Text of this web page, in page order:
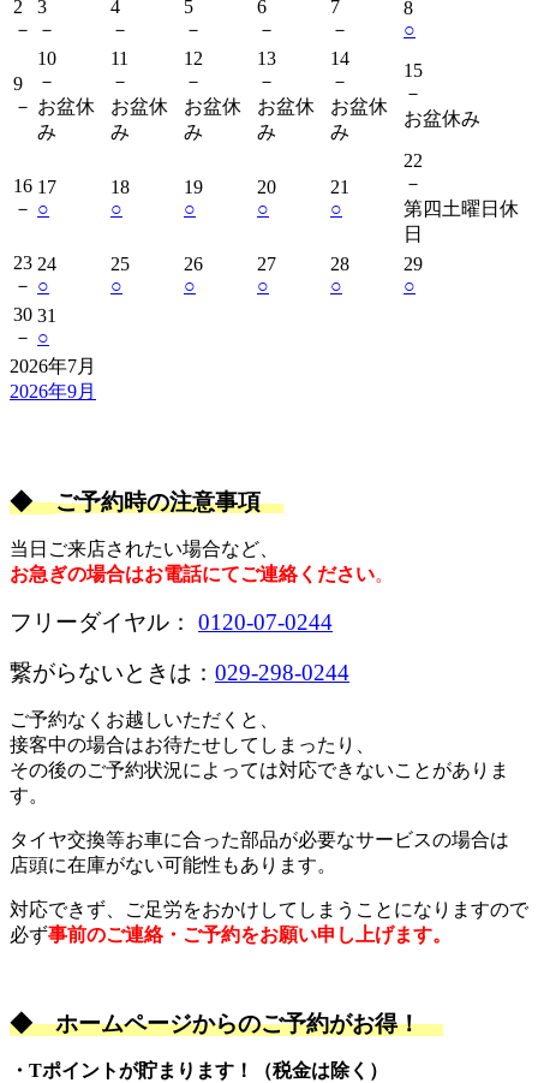
2
－
3
－
4
－
5
－
6
－
7
－
8
○
9
－
10
－
お盆休
み
11
－
お盆休
み
12
－
お盆休
み
13
－
お盆休
み
14
－
お盆休
み
15
－
お盆休み
16
－
17
○
18
○
19
○
20
○
21
○
22
－
第四土曜日休
日
23
－
24
○
25
○
26
○
27
○
28
○
29
○
30
－
31
○
2026年7月
2026年9月
◆ご予約時の注意事項
当日ご来店されたい場合など、
お急ぎの場合はお電話にてご連絡ください。
フリーダイヤル： 0120-07-0244
繋がらないときは： 029-298-0244
ご予約なくお越しいただくと、
接客中の場合はお待たせしてしまったり、
その後のご予約状況によっては対応できないことがありま
す。
タイヤ交換等お車に合った部品が必要なサービスの場合は
店頭に在庫がない可能性もあります。
対応できず、ご足労をおかけしてしまうことになりますので
必ず事前のご連絡・ご予約をお願い申し上げます。
◆ホームページからのご予約がお得！
・Tポイントが貯まります！（税金は除く）